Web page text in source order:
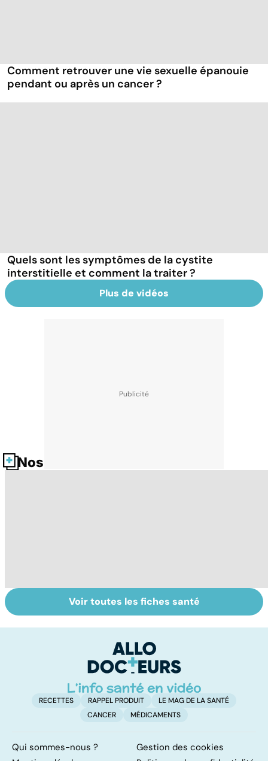
Comment retrouver une vie sexuelle épanouie
pendant ou après un cancer ?
Quels sont les symptômes de la cystite
interstitielle et comment la traiter ?
Plus de vidéos
Nos fiches santé
Tout savoir sur le
cancer de la
Mélanome : le
plus redouté des
peau
Voir toutes les fiches santé
RECETTES RAPPEL PRODUIT
LE MAG DE LA SANTÉ
CANCER
MÉDICAMENTS
Qui sommes-nous ?
Gestion des cookies